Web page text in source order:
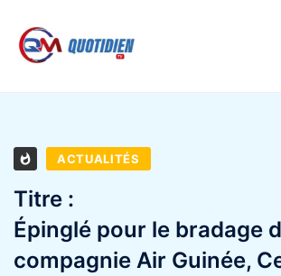
ACTUALITÉS
Titre :
Épinglé pour le bradage
compagnie Air Guinée,